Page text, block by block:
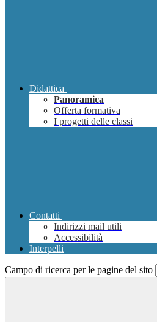
Didattica
Panoramica
Offerta formativa
I progetti delle classi
Contatti
Indirizzi mail utili
Accessibilità
Interpelli
Campo di ricerca per le pagine del sito